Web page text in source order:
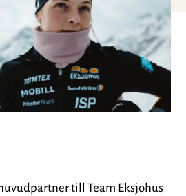
till Team Eksjöhus